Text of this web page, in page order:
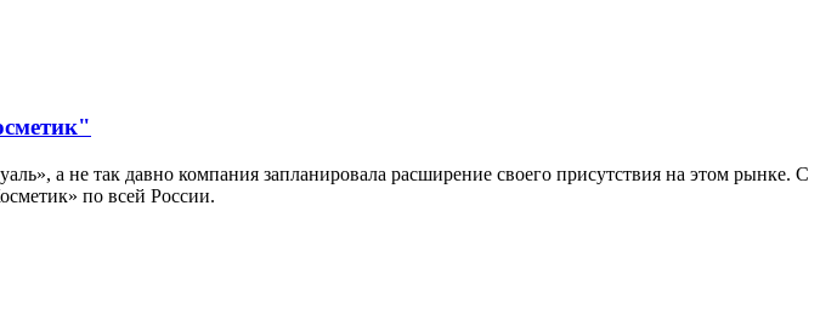
а не так давно компания запланировала расширение своего присутствия на этом рынке. С
по всей России.